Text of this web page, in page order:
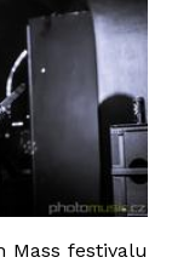
Mass festivalu